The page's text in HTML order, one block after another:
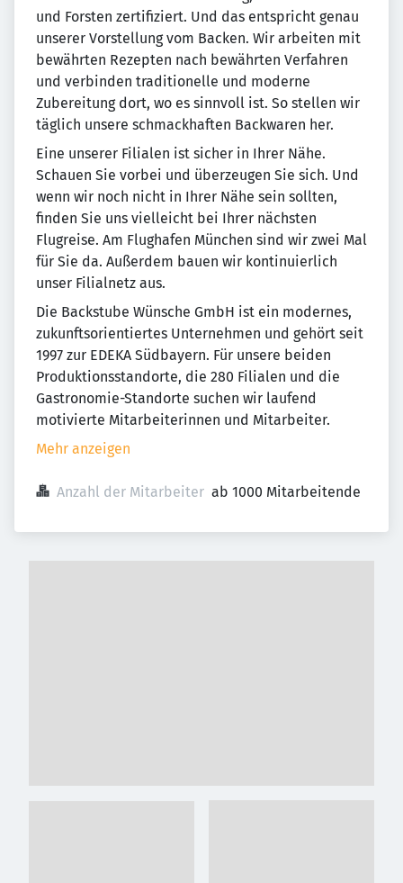
und Forsten zertifiziert. Und das entspricht genau
unserer Vorstellung vom Backen. Wir arbeiten mit
bewährten Rezepten nach bewährten Verfahren
und verbinden traditionelle und moderne
Zubereitung dort, wo es sinnvoll ist. So stellen wir
täglich unsere schmackhaften Backwaren her.
Eine unserer Filialen ist sicher in Ihrer Nähe.
Schauen Sie vorbei und überzeugen Sie sich. Und
wenn wir noch nicht in Ihrer Nähe sein sollten,
finden Sie uns vielleicht bei Ihrer nächsten
Flugreise. Am Flughafen München sind wir zwei Mal
für Sie da. Außerdem bauen wir kontinuierlich
unser Filialnetz aus.
Die Backstube Wünsche GmbH ist ein modernes,
zukunftsorientiertes Unternehmen und gehört seit
1997 zur EDEKA Südbayern. Für unsere beiden
Produktionsstandorte, die 280 Filialen und die
Gastronomie-Standorte suchen wir laufend
motivierte Mitarbeiterinnen und Mitarbeiter.
Mehr anzeigen
Anzahl der Mitarbeiter ab 1000 Mitarbeitende